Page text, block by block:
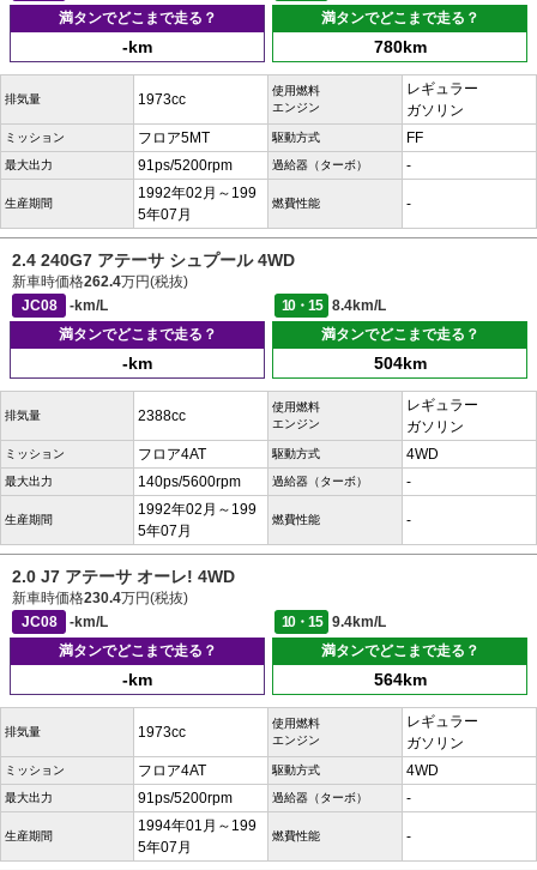
満タンでどこまで走る？
-km
満タンでどこまで走る？
780km
排気量 1973cc
使用燃料
エンジン
レギュラー
ガソリン
ミッション フロア5MT 駆動方式 FF
最大出力 91ps/5200rpm 過給器（ターボ） -
生産期間
1992年02月～199
5年07月
燃費性能 -
2.4 240G7 アテーサ シュプール 4WD
新車時価格262.4万円(税抜)
JC08
-km/L 10・15
8.4km/L
満タンでどこまで走る？
-km
満タンでどこまで走る？
504km
排気量 2388cc
使用燃料
エンジン
レギュラー
ガソリン
ミッション フロア4AT 駆動方式 4WD
最大出力 140ps/5600rpm 過給器（ターボ） -
生産期間
1992年02月～199
5年07月
燃費性能 -
2.0 J7 アテーサ オーレ! 4WD
新車時価格230.4万円(税抜)
JC08
-km/L 10・15
9.4km/L
満タンでどこまで走る？
-km
満タンでどこまで走る？
564km
排気量 1973cc
使用燃料
エンジン
レギュラー
ガソリン
ミッション フロア4AT 駆動方式 4WD
最大出力 91ps/5200rpm 過給器（ターボ） -
生産期間
1994年01月～199
5年07月
燃費性能 -